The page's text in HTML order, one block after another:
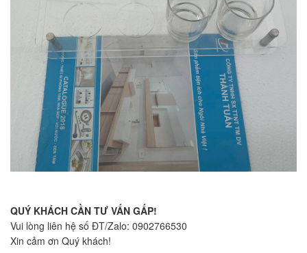
QUÝ KHÁCH CẦN TƯ VẤN GẤP!
Vui lòng liên hệ số ĐT/Zalo: 0902766530
Xin cảm ơn Quý khách!